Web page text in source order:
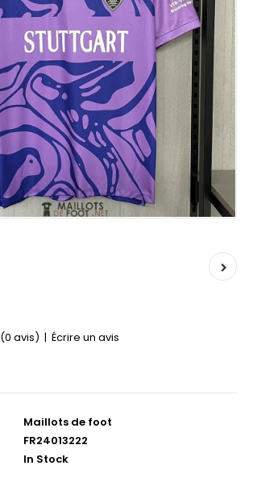
(0 avis) | Écrire un avis
Maillots de foot
FR24013222
In Stock